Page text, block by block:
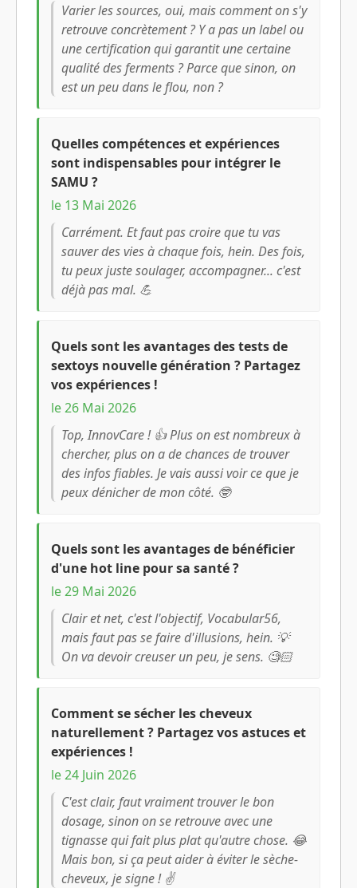
Varier les sources, oui, mais comment on s'y
retrouve concrètement ? Y a pas un label ou
une certification qui garantit une certaine
qualité des ferments ? Parce que sinon, on
est un peu dans le flou, non ?
Quelles compétences et expériences
sont indispensables pour intégrer le
SAMU ?
le 13 Mai 2026
Carrément. Et faut pas croire que tu vas
sauver des vies à chaque fois, hein. Des fois,
tu peux juste soulager, accompagner... c'est
déjà pas mal. 💪
Quels sont les avantages des tests de
sextoys nouvelle génération ? Partagez
vos expériences !
le 26 Mai 2026
Top, InnovCare ! 👍 Plus on est nombreux à
chercher, plus on a de chances de trouver
des infos fiables. Je vais aussi voir ce que je
peux dénicher de mon côté. 🤓
Quels sont les avantages de bénéficier
d'une hot line pour sa santé ?
le 29 Mai 2026
Clair et net, c'est l'objectif, Vocabular56,
mais faut pas se faire d'illusions, hein. 💡
On va devoir creuser un peu, je sens. 🧐🏻
Comment se sécher les cheveux
naturellement ? Partagez vos astuces et
expériences !
le 24 Juin 2026
C'est clair, faut vraiment trouver le bon
dosage, sinon on se retrouve avec une
tignasse qui fait plus plat qu'autre chose. 😂
Mais bon, si ça peut aider à éviter le sèche-
cheveux, je signe ! ✌️